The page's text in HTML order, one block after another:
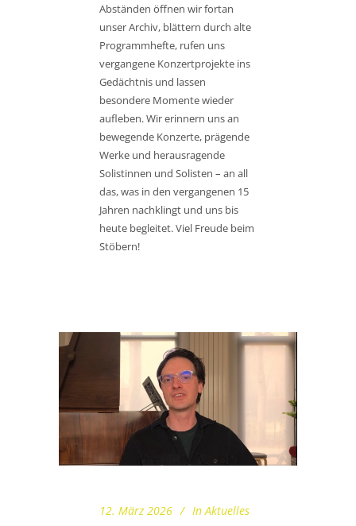
Abständen öffnen wir fortan
unser Archiv, blättern durch alte
Programmhefte, rufen uns
vergangene Konzertprojekte ins
Gedächtnis und lassen
besondere Momente wieder
aufleben. Wir erinnern uns an
bewegende Konzerte, prägende
Werke und herausragende
Solistinnen und Solisten – an all
das, was in den vergangenen 15
Jahren nachklingt und uns bis
heute begleitet. Viel Freude beim
Stöbern!
12. März 2026 In Aktuelles